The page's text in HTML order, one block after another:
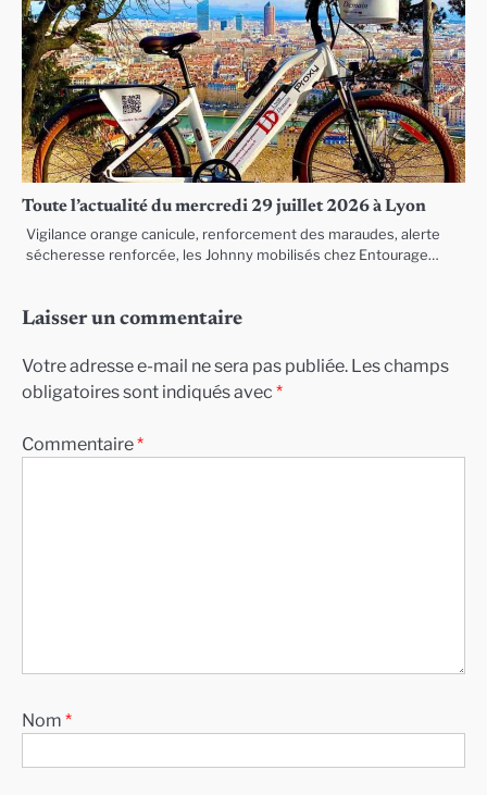
Toute l’actualité du mercredi 29 juillet 2026 à Lyon
Vigilance orange canicule, renforcement des maraudes, alerte
sécheresse renforcée, les Johnny mobilisés chez Entourage…
Laisser un commentaire
Votre adresse e-mail ne sera pas publiée. Les champs
obligatoires sont indiqués avec *
Commentaire*
Nom *